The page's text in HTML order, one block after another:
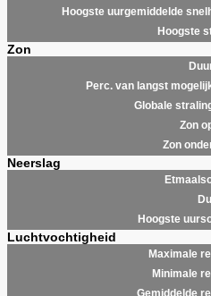
Hoogste uurgemiddelde
Hoogste
Zon
Perc. van langst
Globale
Zon
Zon
Neerslag
Hoogste
Luchtvochtigheid
Maximale
Minimale
Gemiddelde